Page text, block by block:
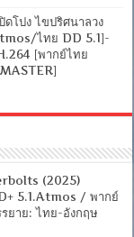
โปง ไขปริศนาลวง
ไทย DD 5.1]-
[พากย์ไทย
(2025)
5.1.Atmos / พากย์
ยาย: ไทย-อังกฤษ